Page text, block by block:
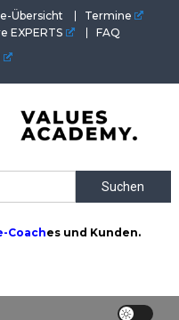
Übersicht
Termine
EXPERTS FAQ
Werte-Coaches.
Suchen
nach:
Coaches und Kunden.